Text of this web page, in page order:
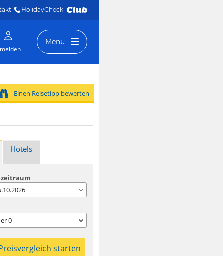
HolidayCheck
Menü
Einen Reisetipp bewerten
Hotels
0